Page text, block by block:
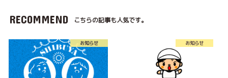
RECOMMEND こちらの記事も人気です。
お知らせ お知らせ